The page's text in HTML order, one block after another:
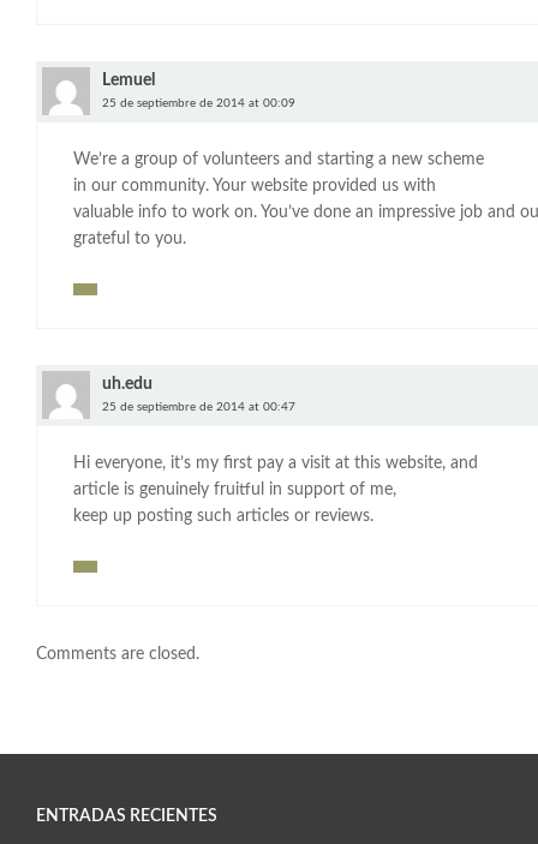
Lemuel
25 de septiembre de 2014 at 00:09
We’re a group of volunteers and starting a new scheme
in our community. Your website provided us with
valuable info to work on. You’ve done an impressive job and
grateful to you.
uh.edu
25 de septiembre de 2014 at 00:47
Hi everyone, it’s my first pay a visit at this website, and
article is genuinely fruitful in support of me,
keep up posting such articles or reviews.
Comments are closed.
ENTRADAS RECIENTES